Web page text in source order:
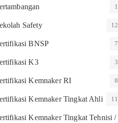
1
Safety 12
BNSP 7
K3 3
Kemnaker RI 8
Kemnaker Tingkat Ahli 11
Kemnaker Tingkat Tehnisi /